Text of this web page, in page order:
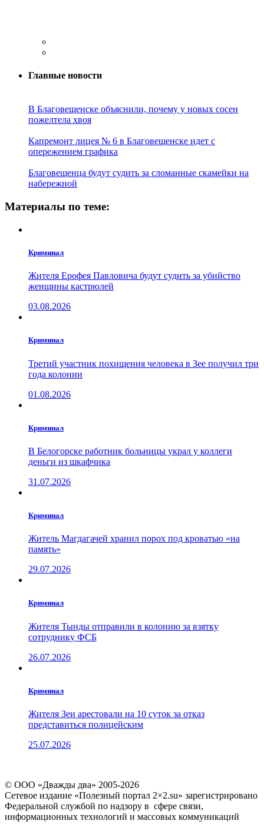
Главные новости
В Благовещенске объяснили, почему у новых сосен
пожелтела хвоя
Капремонт лицея № 6 в Благовещенске идет с
опережением графика
Благовещенца будут судить за сломанные скамейки на
набережной
Материалы по теме:
Криминал
Жителя Ерофея Павловича будут судить за убийство
женщины кастрюлей
03.08.2026
Криминал
Третий участник похищения человека в Зее получил три
года колонии
01.08.2026
Криминал
В Белогорске работник больницы украл у коллеги
деньги из шкафчика
31.07.2026
Криминал
Житель Магдагачей хранил порох под кроватью «на
память»
29.07.2026
Криминал
Жителя Тынды отправили в колонию за взятку
сотруднику ФСБ
26.07.2026
Криминал
Жителя Зеи арестовали на 10 суток за отказ
представиться полицейским
25.07.2026
© ООО «Дважды два» 2005-2026
Сетевое издание «Полезный портал 2×2.su» зарегистрировано
Федеральной службой по надзору в сфере связи,
информационных технологий и массовых коммуникаций